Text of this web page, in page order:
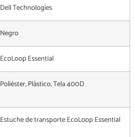
Dell Technologies
Negro
EcoLoop Essential
Poliéster, Plástico, Tela 400D
Estuche de transporte EcoLoop Essential